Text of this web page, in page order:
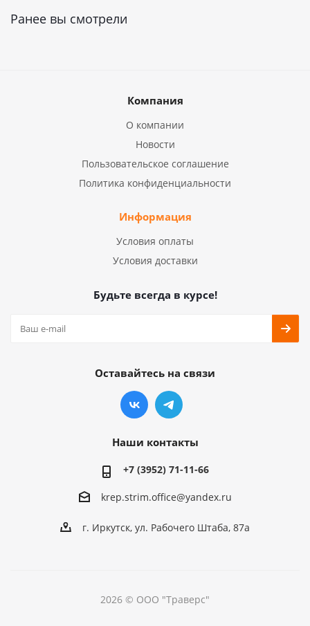
Ранее вы смотрели
Компания
О компании
Новости
Пользовательское соглашение
Политика конфиденциальности
Информация
Условия оплаты
Условия доставки
Будьте всегда в курсе!
Оставайтесь на связи
Наши контакты
+7 (3952) 71-11-66
krep.strim.office@yandex.ru
г. Иркутск, ул. Рабочего Штаба, 87а
2026 © ООО "Траверс"